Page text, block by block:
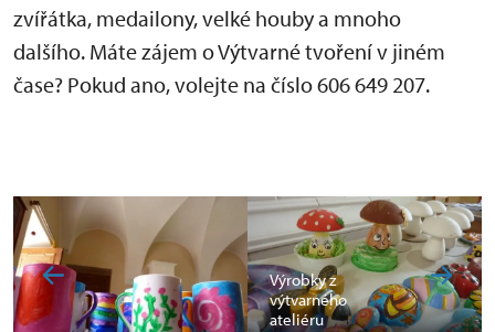
zvířátka, medailony, velké houby a mnoho
dalšího. Máte zájem o Výtvarné tvoření v jiném
čase? Pokud ano, volejte na číslo 606 649 207.
Výrobky z
výtvarného
ateliéru